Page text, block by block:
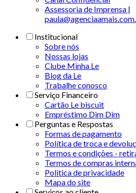
Assessoria de Imprensa |
Institucional
Sobre nós
Nossas lojas
Clube Minha Le
Blog da Le
Trabalhe conosco
Serviço Financeiro
Cartão Le biscuit
Empréstimo Dim Dim
Perguntas e Respostas
Formas de pagamento
Política de troca e
Termos e condições -
Termos de compras
Politica de privacidade
Mapa do site